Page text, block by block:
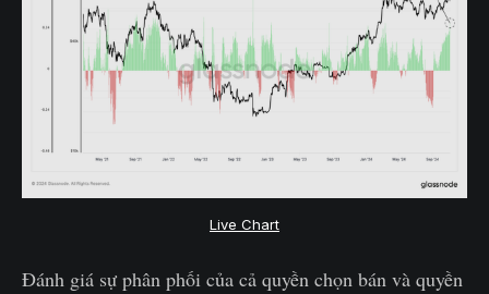
Live Chart
Đánh giá sự phân phối của cả quyền chọn bán và quyền